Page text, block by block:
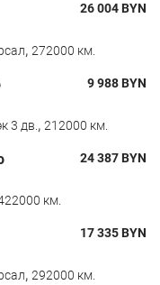
26 004BYN
, 272000 км.
9 988BYN
3 дв., 212000 км.
24 387BYN
км.
17 335BYN
, 292000 км.